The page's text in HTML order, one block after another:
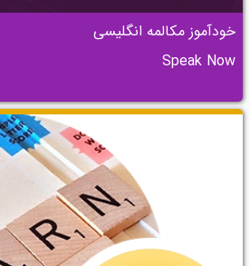
خودآموز مکالمه انگلیسی
Speak Now